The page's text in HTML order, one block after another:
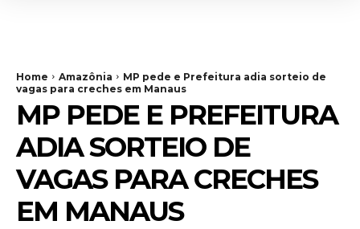
Home Amazônia
MP pede e Prefeitura adia sorteio de
vagas para creches em Manaus
MP PEDE E PREFEITURA
ADIA SORTEIO DE
VAGAS PARA CRECHES
EM MANAUS